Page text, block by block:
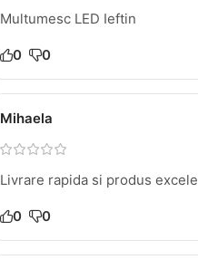
Multumesc LED Ieftin
0 0
Mihaela
Livrare rapida si produs
0 0